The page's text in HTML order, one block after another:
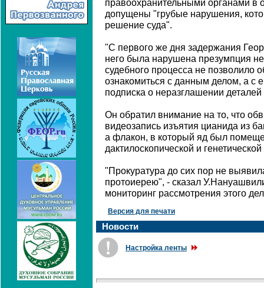
правоохранительными органами в
допущены "грубые нарушения,
решение суда".
"С первого же дня задержания
него была нарушена презумпция
судебного процесса не позволило
ознакомиться с данным делом, а с
подписка о неразглашении
Он обратил внимание на то, что
видеозапись изъятия цианида из
а флакон, в который яд был
дактилоскопической и генетической
"Прокуратура до сих пор не
протоиерею", - сказал
мониторинг рассмотрения этого
Версия для печати
Новости
Настройка ленты